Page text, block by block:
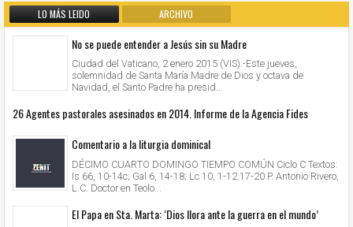
LO MÁS LEIDO ARCHIVO
No se puede entender a Jesús sin su Madre
Ciudad del Vaticano, 2 enero 2015 (VIS).-Este jueves,
solemnidad de Santa María Madre de Dios y octava de
Navidad, el Santo Padre ha presid...
26 Agentes pastorales asesinados en 2014. Informe de la Agencia Fides
Comentario a la liturgia dominical
DÉCIMO CUARTO DOMINGO TIEMPO COMÚN Ciclo C Textos:
Is 66, 10-14c; Gal 6, 14-18; Lc 10, 1-12.17-20 P. Antonio Rivero,
L.C. Doctor en Teolo...
El Papa en Sta. Marta: ‘Dios llora ante la guerra en el mundo’